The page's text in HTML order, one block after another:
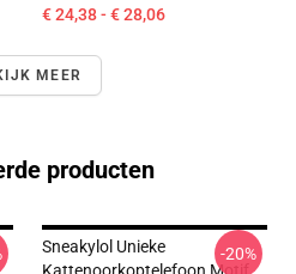
€ 24,38 - € 28,06
MEER
producten
Sneakylol Unieke
-20%